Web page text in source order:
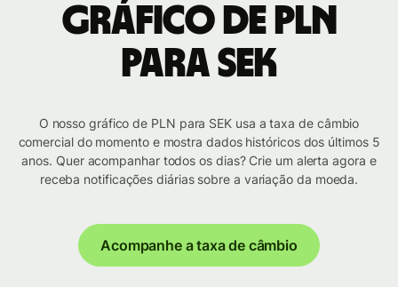
Gráfico de PLN
para SEK
O nosso gráfico de PLN para SEK usa a taxa de câmbio
comercial do momento e mostra dados históricos dos últimos 5
anos. Quer acompanhar todos os dias? Crie um alerta agora e
receba notificações diárias sobre a variação da moeda.
Acompanhe a taxa de câmbio